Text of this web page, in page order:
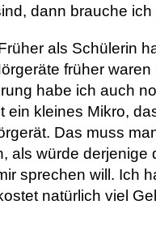
dann brauche
als Schülerin
früher
habe ich auch
kleines Mikro,
Das muss
würde derjenige
sprechen will. Ich
natürlich viel